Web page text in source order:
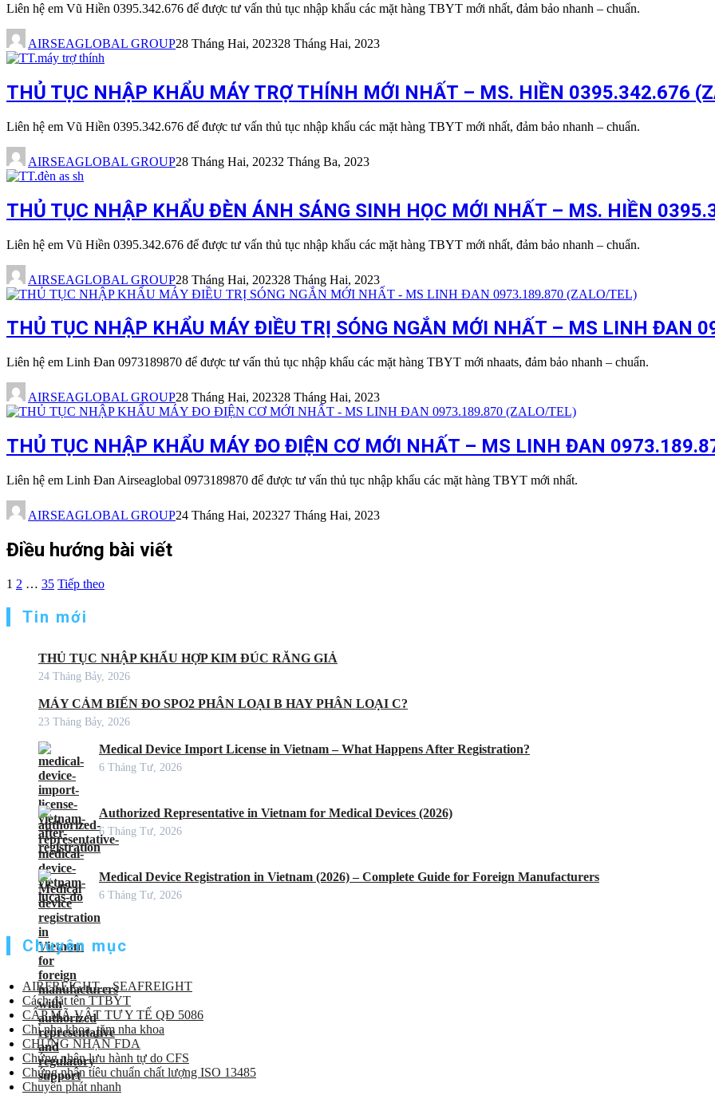
Liên hệ em Vũ Hiền 0395.342.676 để được tư vấn thủ tục nhập khẩu các mặt hàng TBYT mới nhất, đảm bảo nhanh – chuẩn.
AIRSEAGLOBAL GROUP28 Tháng Hai, 202328 Tháng Hai, 2023
THỦ TỤC NHẬP KHẨU MÁY TRỢ THÍNH MỚI NHẤT – MS. HIỀN 0395.342.676
Liên hệ em Vũ Hiền 0395.342.676 để được tư vấn thủ tục nhập khẩu các mặt hàng TBYT mới nhất, đảm bảo nhanh – chuẩn.
AIRSEAGLOBAL GROUP28 Tháng Hai, 20232 Tháng Ba, 2023
THỦ TỤC NHẬP KHẨU ĐÈN ÁNH SÁNG SINH HỌC MỚI NHẤT – MS. HIỀN
Liên hệ em Vũ Hiền 0395.342.676 để được tư vấn thủ tục nhập khẩu các mặt hàng TBYT mới nhất, đảm bảo nhanh – chuẩn.
AIRSEAGLOBAL GROUP28 Tháng Hai, 202328 Tháng Hai, 2023
THỦ TỤC NHẬP KHẨU MÁY ĐIỀU TRỊ SÓNG NGẮN MỚI NHẤT – MS LINH ĐAN
Liên hệ em Linh Đan 0973189870 để được tư vấn thủ tục nhập khẩu các mặt hàng TBYT mới nhaats, đảm bảo nhanh – chuẩn.
AIRSEAGLOBAL GROUP28 Tháng Hai, 202328 Tháng Hai, 2023
THỦ TỤC NHẬP KHẨU MÁY ĐO ĐIỆN CƠ MỚI NHẤT – MS LINH ĐAN
Liên hệ em Linh Đan Airseaglobal 0973189870 để được tư vấn thủ tục nhập khẩu các mặt hàng TBYT mới nhất.
AIRSEAGLOBAL GROUP24 Tháng Hai, 202327 Tháng Hai, 2023
Điều hướng bài viết
1 2 … 35 Tiếp theo
Tin mới
THỦ TỤC NHẬP KHẨU HỢP KIM ĐÚC RĂNG GIẢ
24 Tháng Bảy, 2026
MÁY CẢM BIẾN ĐO SPO2 PHÂN LOẠI B HAY PHÂN LOẠI C?
23 Tháng Bảy, 2026
Medical Device Import License in Vietnam – What Happens After Registration?
6 Tháng Tư, 2026
Authorized Representative in Vietnam for Medical Devices (2026)
6 Tháng Tư, 2026
Medical Device Registration in Vietnam (2026) – Complete Guide for Foreign Manufacturers
6 Tháng Tư, 2026
Chuyên mục
AIRFREIGHT – SEAFREIGHT
Cách đặt tên TTBYT
CẤP MÃ VẬT TƯ Y TẾ QĐ 5086
Chỉ nha khoa, tăm nha khoa
CHỨNG NHẬN FDA
Chứng nhận lưu hành tự do CFS
Chứng nhận tiêu chuẩn chất lượng ISO 13485
Chuyển phát nhanh